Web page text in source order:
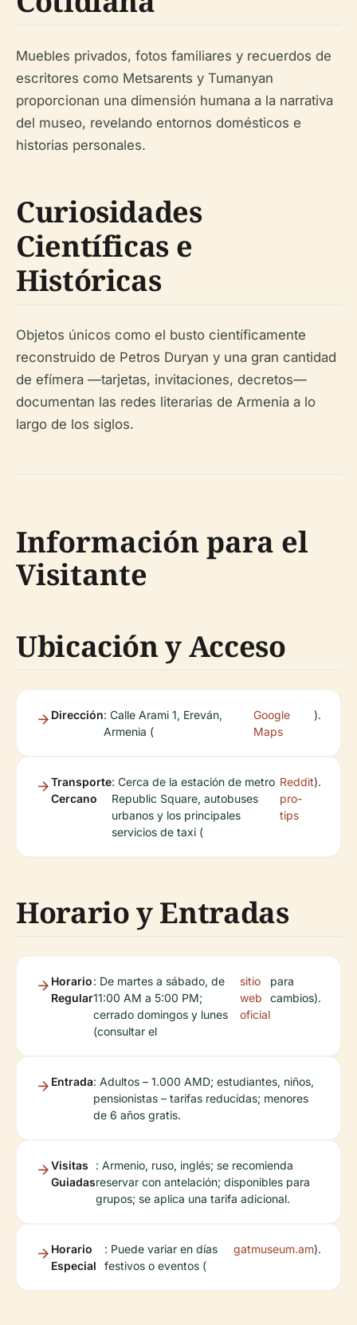
Muebles privados, fotos familiares y recuerdos de
escritores como Metsarents y Tumanyan
proporcionan una dimensión humana a la narrativa
del museo, revelando entornos domésticos e
historias personales.
Curiosidades
Científicas e
Históricas
Objetos únicos como el busto científicamente
reconstruido de Petros Duryan y una gran cantidad
de efímera —tarjetas, invitaciones, decretos—
documentan las redes literarias de Armenia a lo
largo de los siglos.
Información para el
Visitante
Ubicación y Acceso
Dirección: Calle Arami 1, Ereván,
Armenia (
Google
Maps
).
Transporte
Cercano
: Cerca de la estación de metro
Republic Square, autobuses
urbanos y los principales
servicios de taxi (
Reddit
pro-
tips
).
Horario y Entradas
Horario
Regular
: De martes a sábado, de
11:00 AM a 5:00 PM;
cerrado domingos y lunes
(consultar el
sitio
web
oficial
para
cambios).
Entrada: Adultos – 1.000 AMD; estudiantes, niños,
pensionistas – tarifas reducidas; menores
de 6 años gratis.
Visitas
Guiadas
: Armenio, ruso, inglés; se recomienda
reservar con antelación; disponibles para
grupos; se aplica una tarifa adicional.
Horario
Especial
: Puede variar en días
festivos o eventos (
gatmuseum.am).